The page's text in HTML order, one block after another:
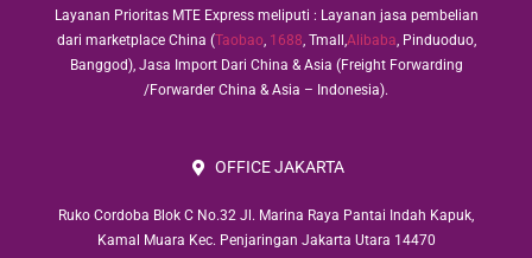
Layanan Prioritas MTE Express meliputi : Layanan jasa pembelian
dari marketplace China (Taobao, 1688, Tmall,Alibaba, Pinduoduo,
Banggod), Jasa Import Dari China & Asia (Freight Forwarding
/Forwarder China & Asia – Indonesia).
OFFICE JAKARTA
Ruko Cordoba Blok C No.32 Jl. Marina Raya Pantai Indah Kapuk,
Kamal Muara Kec. Penjaringan Jakarta Utara 14470